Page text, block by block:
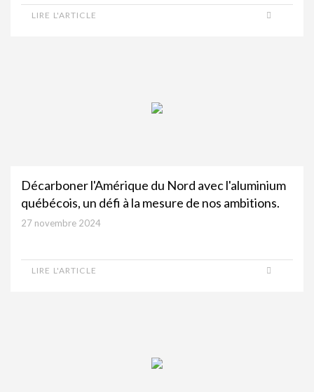
LIRE L'ARTICLE
Décarboner l'Amérique du Nord avec l'aluminium
québécois, un défi à la mesure de nos ambitions.
27 novembre 2024
LIRE L'ARTICLE